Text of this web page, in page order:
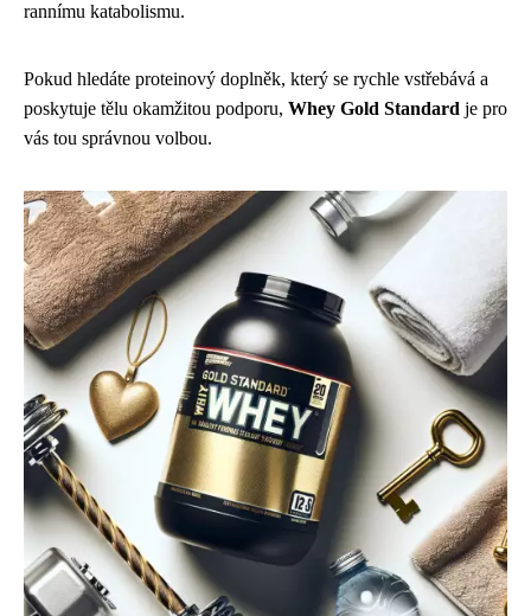
rannímu katabolismu.
Pokud hledáte proteinový doplněk, který se rychle vstřebává a
poskytuje tělu okamžitou podporu, Whey Gold Standard je pro
vás tou správnou volbou.